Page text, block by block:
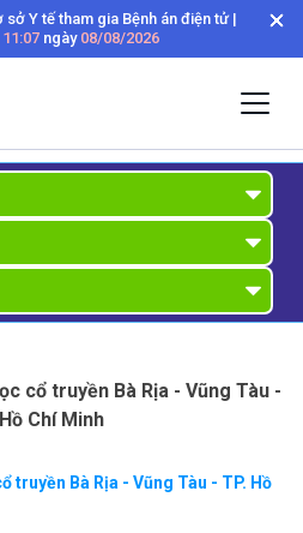
sở Y tế tham gia Bệnh án điện tử |
11:07ngày 08/08/2026
cổ truyền Bà Rịa - Vũng Tàu -
Chí Minh
truyền Bà Rịa - Vũng Tàu - TP. Hồ